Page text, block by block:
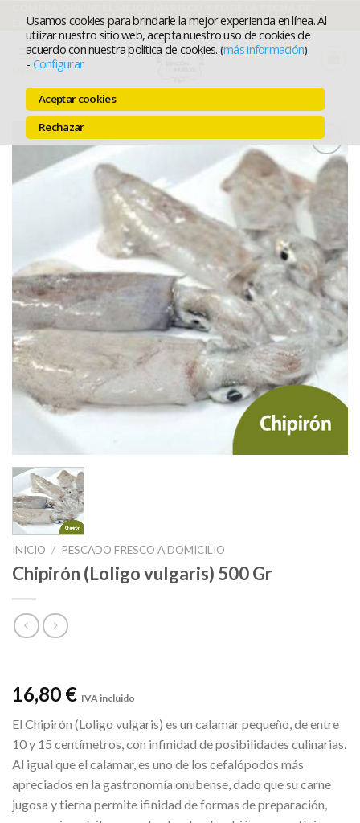
Usamos cookies para brindarle la mejor experiencia en línea. Al
utilizar nuestro sitio web, acepta nuestro uso de cookies de
acuerdo con nuestra política de cookies. (más información)
- Configurar
Aceptar cookies
Rechazar
contenido
ENTREGA
MENÚ
Añadir a
favoritos
INICIO / PESCADO FRESCO A DOMICILIO
Chipirón (Loligo vulgaris) 500 Gr
16,80 € IVA incluido
El Chipirón (Loligo vulgaris) es un calamar pequeño, de entre
10 y 15 centímetros, con infinidad de posibilidades culinarias.
Al igual que el calamar, es uno de los cefalópodos más
apreciados en la gastronomía onubense, dado que su carne
jugosa y tierna permite ifinidad de formas de preparación,